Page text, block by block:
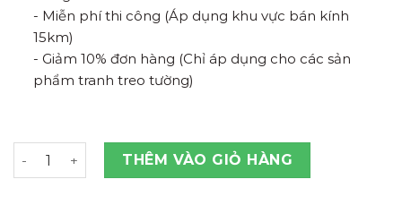
- Miễn phí thi công (Áp dụng khu vực bán kính
15km)
- Giảm 10% đơn hàng (Chỉ áp dụng cho các sản
phẩm tranh treo tường)
Tranh Treo Tường Âm Nhạc Thanh Hóa số lượng
THÊM VÀO GIỎ HÀNG